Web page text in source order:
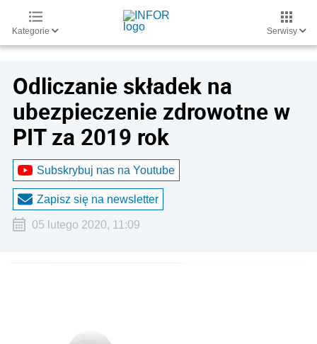
Kategorie Serwisy
Odliczanie składek na
ubezpieczenie zdrowotne w
PIT za 2019 rok
Subskrybuj nas na Youtube
Zapisz się na newsletter
05 lutego 2020, 11:09